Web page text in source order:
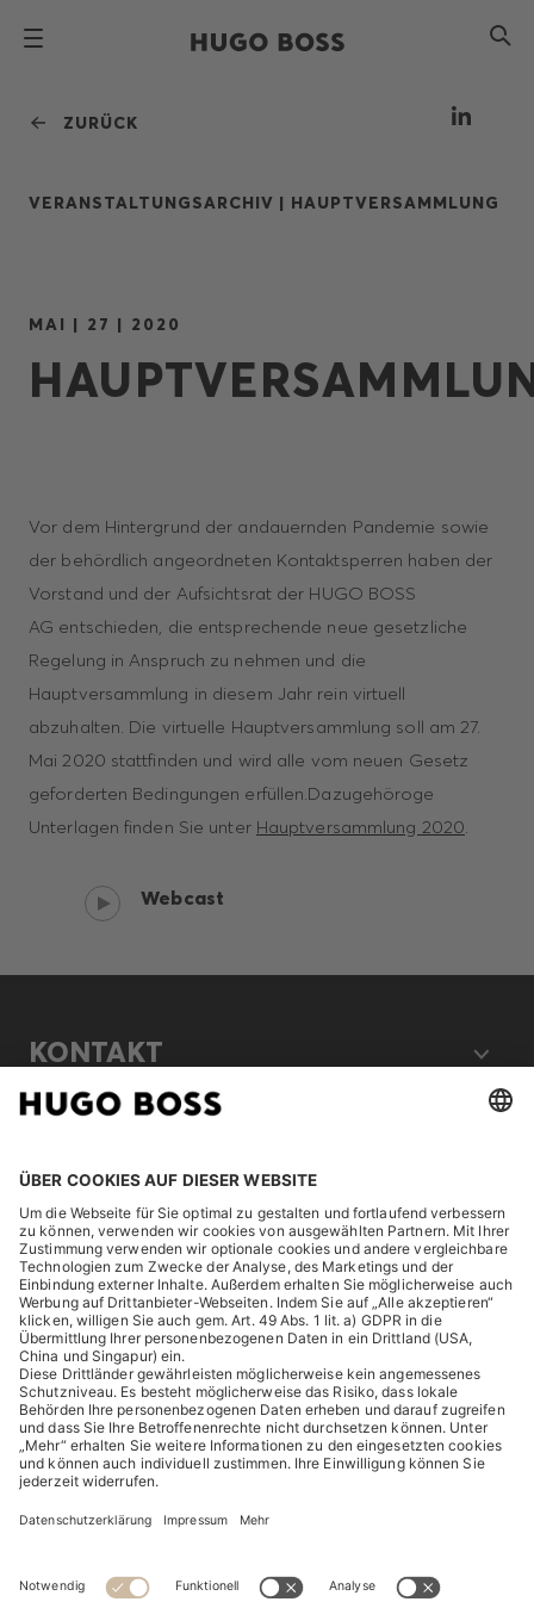
ZURÜCK
VERANSTALTUNGSARCHIV | HAUPTVERSAMMLUNG
MAI | 27 | 2020
Vor dem Hintergrund der andauernden Pandemie sowie
der behördlich angeordneten Kontaktsperren haben der
Vorstand und der Aufsichtsrat der HUGO BOSS
AG entschieden, die entsprechende neue gesetzliche
Regelung in Anspruch zu nehmen und die
Hauptversammlung in diesem Jahr rein virtuell
abzuhalten. Die virtuelle Hauptversammlung soll am 27.
Mai 2020 stattfinden und wird alle vom neuen Gesetz
geforderten Bedingungen erfüllen.Dazugehöroge
Unterlagen finden Sie unter Hauptversammlung 2020.
Webcast
KONTAKT
ENTDECKEN
HUGO BOSS Corporate